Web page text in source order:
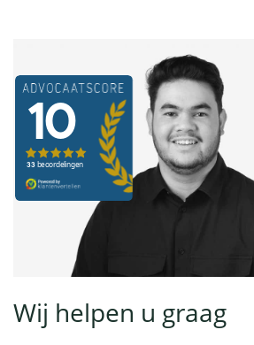
Wij helpen u graag